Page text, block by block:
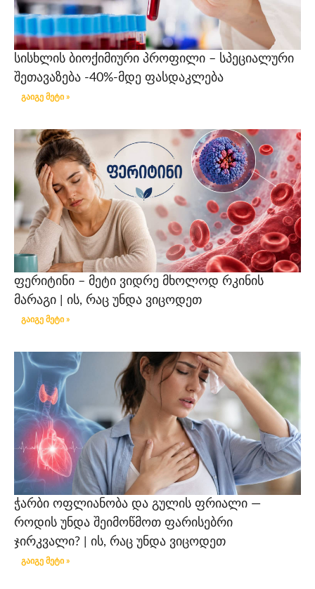
სისხლის ბიოქიმიური პროფილი – სპეციალური
შეთავაზება -40%-მდე ფასდაკლება
გაიგე მეტი »
ფერიტინი – მეტი ვიდრე მხოლოდ რკინის
მარაგი | ის, რაც უნდა ვიცოდეთ
გაიგე მეტი »
ჭარბი ოფლიანობა და გულის ფრიალი —
როდის უნდა შეიმოწმოთ ფარისებრი
ჯირკვალი? | ის, რაც უნდა ვიცოდეთ
გაიგე მეტი »